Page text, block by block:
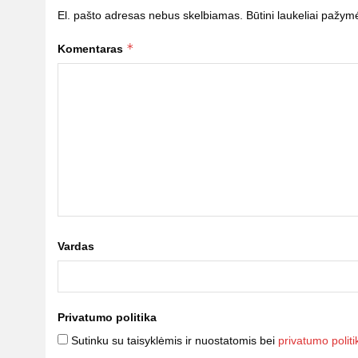
El. pašto adresas nebus skelbiamas. Būtini laukeliai
Komentaras *
Vardas
Privatumo politika
Sutinku su taisyklėmis ir nuostatomis bei privatumo